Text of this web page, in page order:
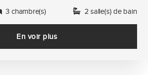
3 chambre(s) 2 salle(s) de bain
En voir plus